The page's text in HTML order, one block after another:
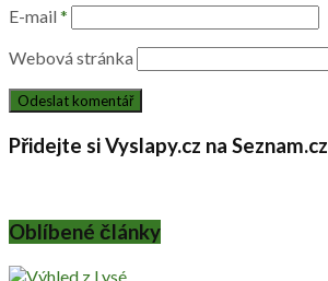
E-mail *
Webová stránka
Přidejte si Vyslapy.cz na Seznam.cz
Oblíbené články